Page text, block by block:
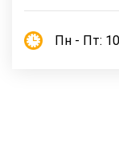
Пн - Пт: